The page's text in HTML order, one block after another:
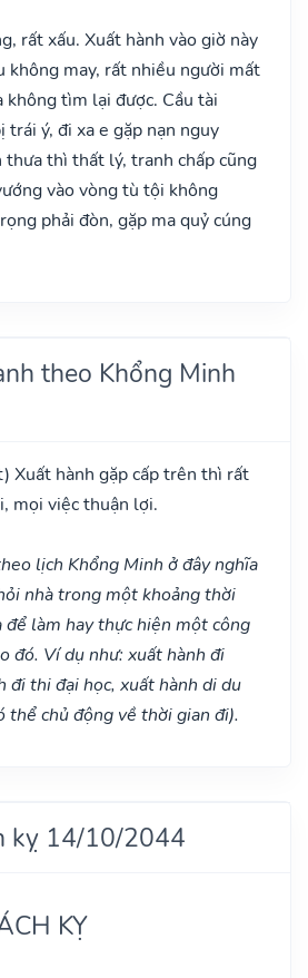
rất xấu. Xuất hành vào giờ này
không may, rất nhiều người mất
không tìm lại được. Cầu tài
trái ý, đi xa e gặp nạn nguy
thưa thì thất lý, tranh chấp cũng
vào vòng tù tội không
phải đòn, gặp ma quỷ cúng
theo Khổng Minh
Xuất hành gặp cấp trên thì rất
mọi việc thuận lợi.
lịch Khổng Minh ở đây nghĩa
nhà trong một khoảng thời
để làm hay thực hiện một công
đó. Ví dụ như: xuất hành đi
đi thi đại học, xuất hành di du
thể chủ động về thời gian đi).
kỵ 14/10/2044
KỴ